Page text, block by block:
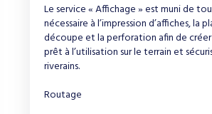
Le service « Affichage » est muni de
nécessaire à l’impression d’affiches, la
découpe et la perforation afin de
prêt à l’utilisation sur le terrain et
riverains.
Routage